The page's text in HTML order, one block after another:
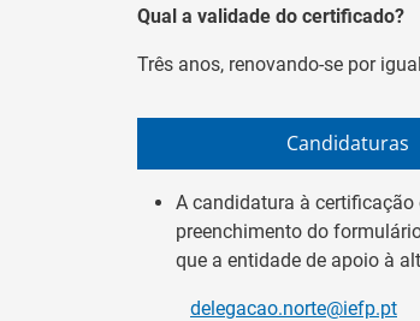
Qual a validade do certificado?
Três anos, renovando-se por
Candidaturas
A candidatura à certificação
preenchimento do
que a entidade de apoio à
delegacao.norte@iefp.pt